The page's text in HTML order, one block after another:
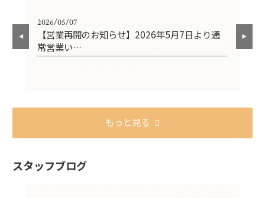
2026/05/07
【営業再開のお知らせ】2026年5月7日より通
常営業い…
もっと見る
スタッフブログ